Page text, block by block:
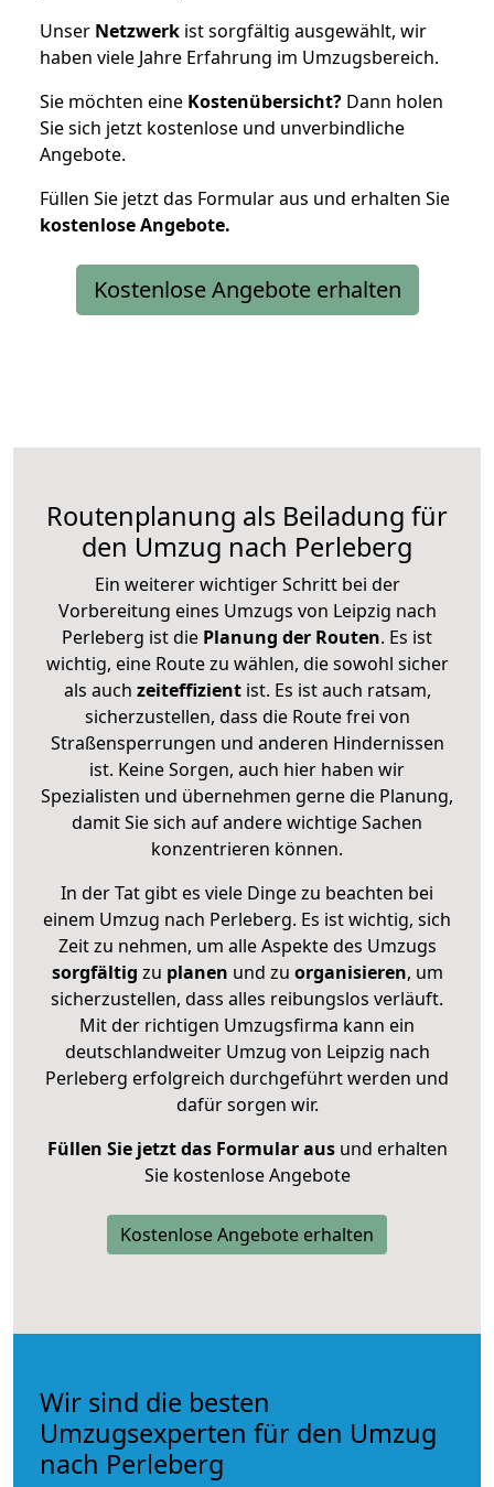
Unser Netzwerk ist sorgfältig ausgewählt, wir
haben viele Jahre Erfahrung im Umzugsbereich.
Sie möchten eine Kostenübersicht? Dann holen
Sie sich jetzt kostenlose und unverbindliche
Angebote.
Füllen Sie jetzt das Formular aus und erhalten Sie
kostenloseAngebote.
Kostenlose Angebote erhalten
Routenplanung als Beiladung für
den Umzug nach Perleberg
Ein weiterer wichtiger Schritt bei der
Vorbereitung eines Umzugs von Leipzig nach
Perleberg ist die Planung der Routen. Es ist
wichtig, eine Route zu wählen, die sowohl sicher
als auch zeiteffizientist. Es ist auch ratsam,
sicherzustellen, dass die Route frei von
Straßensperrungen und anderen Hindernissen
ist. Keine Sorgen, auch hier haben wir
Spezialisten und übernehmen gerne die Planung,
damit Sie sich auf andere wichtige Sachen
konzentrieren können.
In der Tat gibt es viele Dinge zu beachten bei
einem Umzug nach Perleberg. Es ist wichtig, sich
Zeit zu nehmen, um alle Aspekte des Umzugs
sorgfältig zu planen und zu organisieren, um
sicherzustellen, dass alles reibungslos verläuft.
Mit der richtigen Umzugsfirma kann ein
deutschlandweiter Umzug von Leipzig nach
Perleberg erfolgreich durchgeführt werden und
dafür sorgen wir.
Füllen Sie jetzt das Formular ausund erhalten
Sie kostenlose Angebote
Kostenlose Angebote erhalten
Wir sind die besten
Umzugsexperten für den Umzug
nach Perleberg